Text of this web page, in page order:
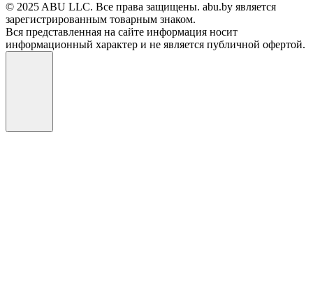
© 2025 ABU LLC. Все права защищены. abu.by является
зарегистрированным товарным знаком.
Вся представленная на сайте информация носит
информационный характер и не является публичной офертой.